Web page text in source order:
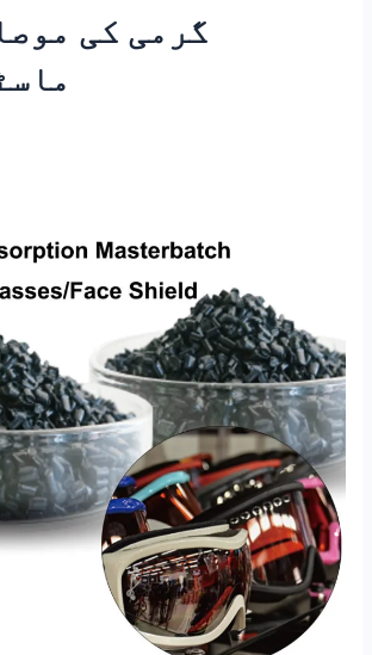
گرمی کی
شیشے
کے
لیے
انفراریڈ
جذب
ماسٹر
بیچ